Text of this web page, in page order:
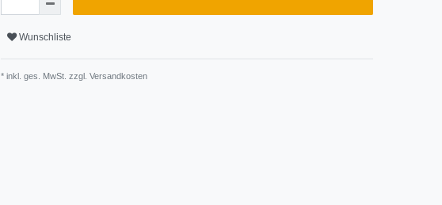
Wunschliste
* inkl. ges. MwSt. zzgl. Versandkosten